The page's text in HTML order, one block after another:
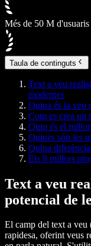
Més de 50 M d'usuaris
Taula de continguts
Text a veu
modernes
Quina és la veu
Com es crea un
Quin és el
Quines són les
Quina
Els 8 millors
Text a veu
potencial de
El camp del text a veu
rapidesa, oferint veus